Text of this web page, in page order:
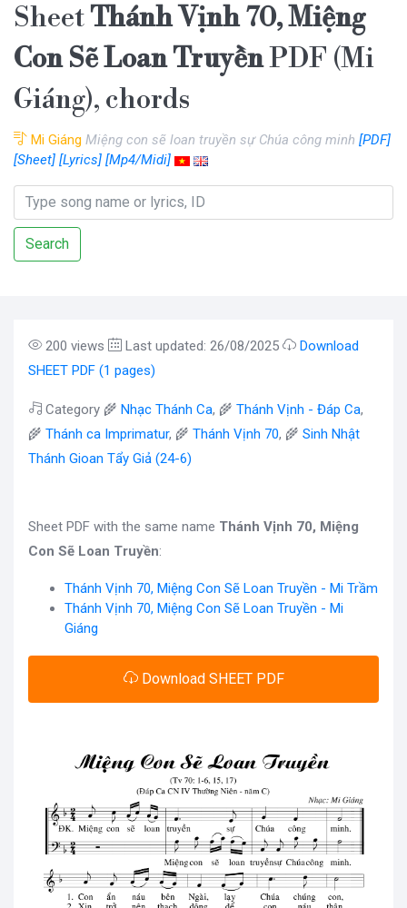
SheetThánh Vịnh 70, Miệng
Con Sẽ Loan TruyềnPDF (Mi
Giáng), chords
Mi Giáng Miệng con sẽ loan truyền sự Chúa công minh [PDF]
[Sheet] [Lyrics] [Mp4/Midi]
Search
200 views Last updated: 26/08/2025
Download
SHEET PDF (1 pages)
Category 🌾 Nhạc Thánh Ca, 🌾 Thánh Vịnh - Đáp Ca,
🌾 Thánh ca Imprimatur, 🌾 Thánh Vịnh 70, 🌾 Sinh Nhật
Thánh Gioan Tẩy Giả (24-6)
Sheet PDF with the same name Thánh Vịnh 70, Miệng
Con Sẽ Loan Truyền:
Thánh Vịnh 70, Miệng Con Sẽ Loan Truyền - Mi Trầm
Thánh Vịnh 70, Miệng Con Sẽ Loan Truyền - Mi
Giáng
Download SHEET PDF